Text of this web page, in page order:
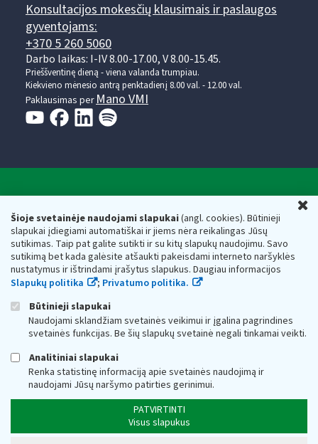
Šioje svetainėje naudojami slapukai(angl. cookies). Būtinieji
slapukai įdiegiami automatiškai ir jiems nėra reikalingas Jūsų
sutikimas. Taip pat galite sutikti ir su kitų slapukų naudojimu. Savo
sutikimą bet kada galėsite atšaukti pakeisdami interneto naršyklės
nustatymus ir ištrindami įrašytus slapukus. Daugiau informacijos
Slapukų politika
; Privatumo politika.
Būtinieji slapukai
Naudojami sklandžiam svetainės veikimui ir įgalina pagrindines
svetainės funkcijas. Be šių slapukų svetainė negali tinkamai veikti.
Analitiniai slapukai
Renka statistinę informaciją apie svetainės naudojimą ir
naudojami Jūsų naršymo patirties gerinimui.
PATVIRTINTI
Visus slapukus
Konsultacijos mokesčių klausimais ir paslaugos
gyventojams:
+370 5 260 5060
Darbo laikas: I-IV 8.00-17.00, V 8.00-15.45.
Prieššventinę dieną - viena valanda trumpiau.
Kiekvieno mėnesio antrą penktadienį 8.00 val. - 12.00 val.
Paklausimas perMano VMI
Valstybinė mokesčių inspekcija prie Lietuvos
Respublikos finansų ministerijos
Biudžetinė įstaiga. Juridinio asmens kodas — 188659752,
adresas: Vasario 16-osios g. 14, 01107 Vilnius, Lietuva, el.paštas:
vmi@vmi.lt , E. pristatymo dėžutės adresas 188659752
Duomenys apie Valstybinę mokesčių inspekciją prie Lietuvos
Respublikos finansų ministerijos kaupiami ir saugomi Juridinių